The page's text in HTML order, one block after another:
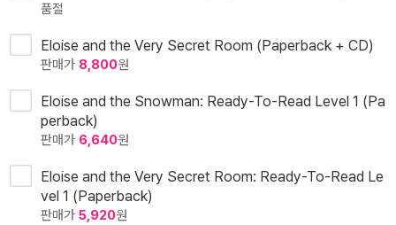
품절
Eloise and the Very Secret Room (Paperback + CD)
판매가 8,800원
Eloise and the Snowman: Ready-To-Read Level 1 (Pa
perback)
판매가 6,640원
Eloise and the Very Secret Room: Ready-To-Read Le
vel 1 (Paperback)
판매가 5,920원